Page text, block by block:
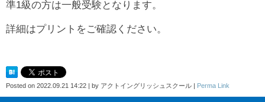
準1級の方は一般受験となります。
詳細はプリントをご確認ください。
Posted on 2022.09.21 14:22 | by アクトイングリッシュスクール | Perma Link